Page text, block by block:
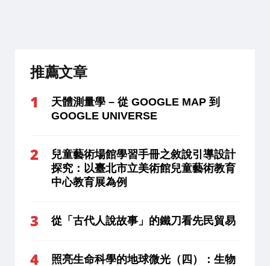
推薦文章
天體測量學 – 從 GOOGLE MAP 到
GOOGLE UNIVERSE
兒童藝術場館學習手冊之敘說引導設計
探究：以臺北市立美術館兒童藝術教育
中心教育展為例
從「古代人說故事」的鐵刀看先民貿易
照亮生命科學的地球微光（四）：生物